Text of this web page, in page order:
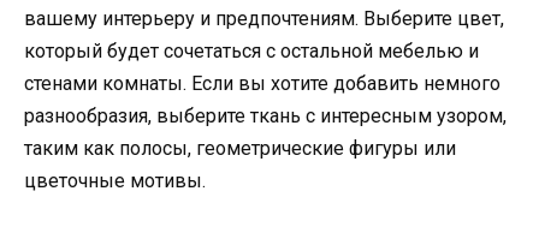
вашему интерьеру и предпочтениям. Выберите цвет,
который будет сочетаться с остальной мебелью и
стенами комнаты. Если вы хотите добавить немного
разнообразия, выберите ткань с интересным узором,
таким как полосы, геометрические фигуры или
цветочные мотивы.